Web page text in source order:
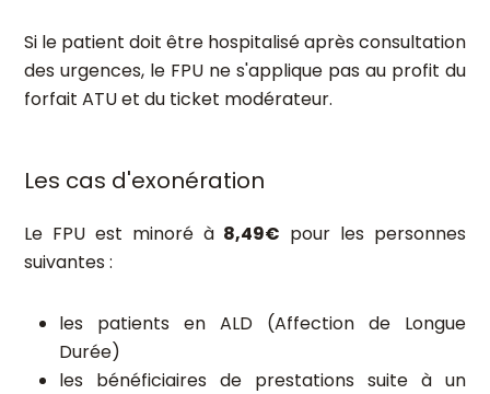
Si le patient doit être hospitalisé après consultation
des urgences, le FPU ne s'applique pas au profit du
forfait ATU et du ticket modérateur.
Les cas d'exonération
Le FPU est minoré à 8,49€ pour les personnes
suivantes :
les patients en ALD (Affection de Longue
Durée)
les bénéficiaires de prestations suite à un